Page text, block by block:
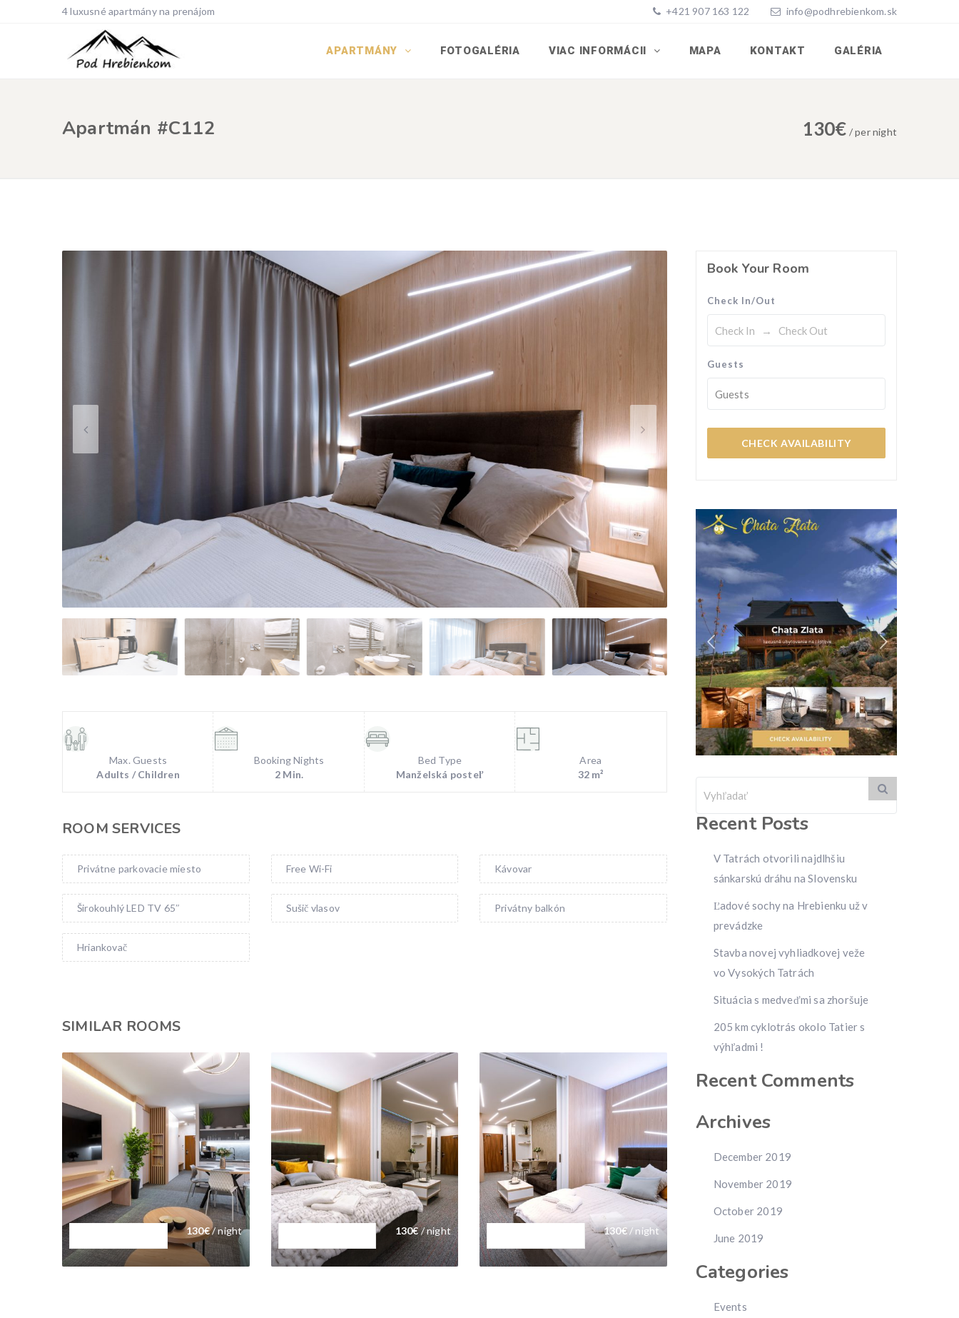
4 luxusné apartmány na prenájom +421 907 163 122 info@podhrebienkom.sk
APARTMÁNY FOTOGALÉRIA VIAC INFORMÁCII MAPA KONTAKT GALÉRIA
Apartmán #C112 130€ /per night
Max. Guests
Adults / Children
Booking Nights
2 Min.
Bed Type
Manželská posteľ
Area
32 m²
ROOM SERVICES
Privátne parkovacie miesto Free Wi-Fi Kávovar
Širokouhlý LED TV 65″ Sušič vlasov Privátny balkón
Hriankovač
SIMILAR ROOMS
130€/ night 130€/ night 130€/ night
Book Your Room
Check In/Out
Guests
Guests
CHECK AVAILABILITY
Recent Posts
V Tatrách otvorili najdlhšiu
sánkarskú dráhu na Slovensku
Ľadové sochy na Hrebienku už v
prevádzke
Stavba novej vyhliadkovej veže
vo Vysokých Tatrách
Situácia s medveďmi sa zhoršuje
205 km cyklotrás okolo Tatier s
výhľadmi !
Recent Comments
Archives
December 2019
November 2019
October 2019
June 2019
Categories
Events